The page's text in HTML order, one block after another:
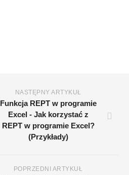
NASTĘPNY ARTYKUŁ
Funkcja REPT w programie
Excel - Jak korzystać z
REPT w programie Excel?
(Przykłady)
POPRZEDNI ARTYKUŁ